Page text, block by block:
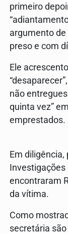
primeiro
argumento
preso e com
Ele
não
quinta vez”
emprestados.
Em diligência,
Investigações
encontraram
da vítima.
Como
secretária